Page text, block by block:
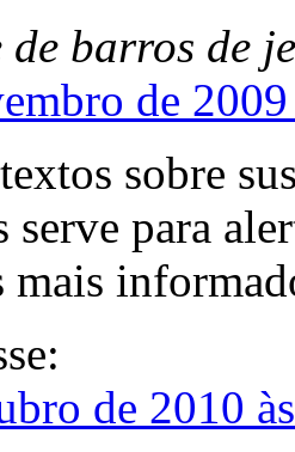
de barros de
de
sobre
serve para
mais
de 2010